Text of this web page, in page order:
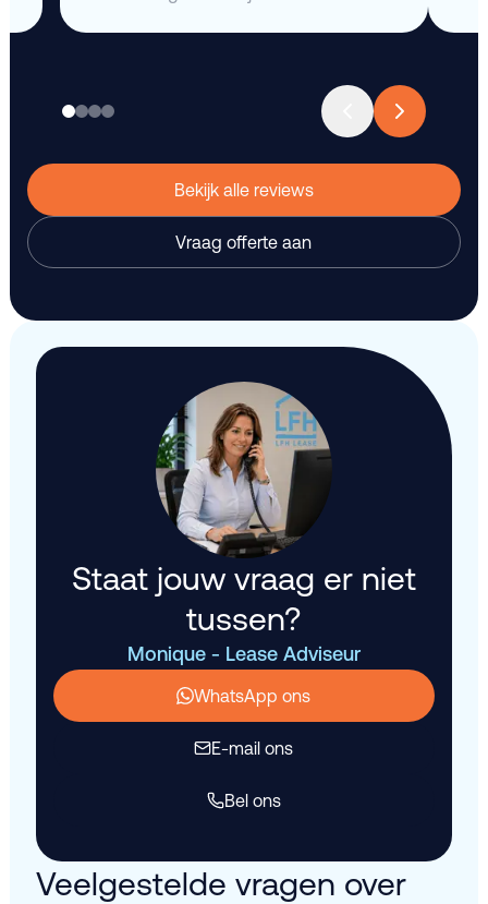
Bekijk alle reviews
Vraag offerte aan
Staat jouw vraag er niet
tussen?
Monique - Lease Adviseur
WhatsApp ons
E-mail ons
Bel ons
Veelgestelde vragen over